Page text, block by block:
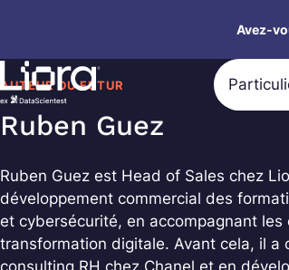
contenu
Avez-
AUTEUR DU FUTUR
Ruben Guez
Ruben Guez est Head of Sales chez
développement commercial des
et cybersécurité, en accompagnant
transformation digitale. Avant cela, il a
consulting RH chez Chanel et en